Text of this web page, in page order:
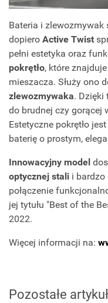
Bateria i zlewozmywak
dopiero Active Twist
pełni estetyka oraz
pokrętło, które
mieszacza. Służy ono
zlewozmywaka. Dzięki
do brudnej czy gorącej
Estetyczne pokrętło
baterię o prostym,
Innowacyjny model
optycznej stali i bardzo
połączenie
jej tytułu "Best of the
2022.
Więcej informacji na:
Pozostałe